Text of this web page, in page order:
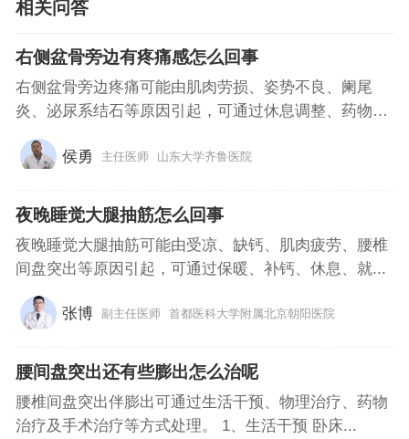
相关问答
右侧盆骨旁边有疼痛感怎么回事
右侧盆骨旁边疼痛可能由肌肉劳损、姿势不良、阑尾
炎、泌尿系结石等原因引起，可通过休息调整、药物
缓...
侯勇
主任医师 山东大学齐鲁医院
夜晚睡觉大腿抽筋怎么回事
夜晚睡觉大腿抽筋可能由受凉、缺钙、肌肉疲劳、腰椎
间盘突出等原因引起，可通过保暖、补钙、休息、就...
张博 副主任医师 首都医科大学附属北京朝阳医院
腰间盘突出还有些膨出怎么治呢
腰椎间盘突出伴膨出可通过生活干预、物理治疗、药物
治疗及手术治疗等方式处理。 1、生活干预 卧床...